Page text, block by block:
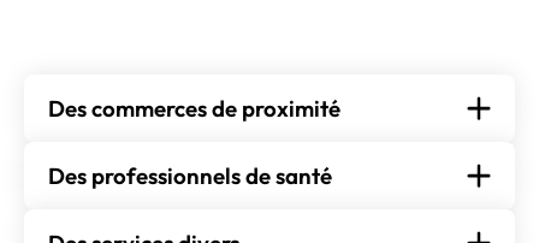
Des commerces de proximité
Des professionnels de santé